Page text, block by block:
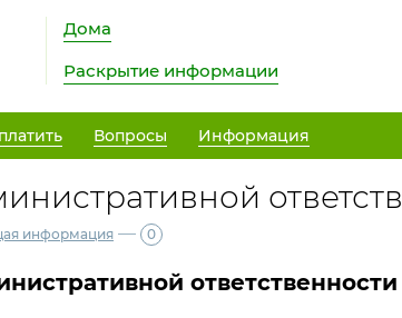
Дома
Раскрытие информации
Вопросы Информация
информация — 0
ответственности